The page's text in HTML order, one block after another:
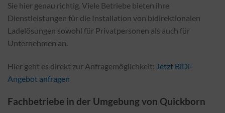
Sie hier genau richtig. Viele Betriebe bieten ihre
Dienstleistungen für die Installation von bidirektionalen
Ladelösungen sowohl für Privatpersonen als auch für
Unternehmen an.
Hier geht es direkt zur Anfragemöglichkeit: Jetzt BiDi-
Angebot anfragen
Fachbetriebe in der Umgebung von Quickborn